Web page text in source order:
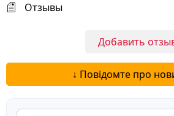
Отзывы
Добавить
↓ Повідомте про